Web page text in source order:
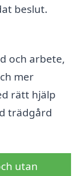
beslut.
och arbete,
mer
rätt hjälp
trädgård
utan